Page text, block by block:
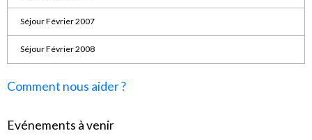
Séjour Février 2007
Séjour Février 2008
Comment nous aider ?
Evénements à venir